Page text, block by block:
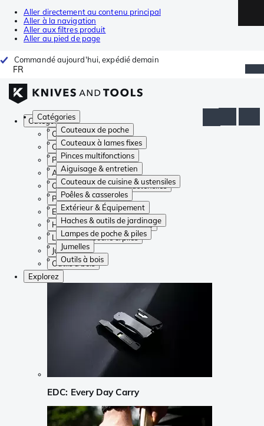
Aller directement au contenu principal
Aller à la navigation
Aller aux filtres produit
Aller au pied de page
Commandé aujourd'hui, expédié demain
FR
Catégories
Couteaux de poche
Couteaux à lames fixes
Pinces multifonctions
Aiguisage & entretien
Couteaux de cuisine & ustensiles
Poêles & casseroles
Extérieur & Équipement
Haches & outils de jardinage
Lampes de poche & piles
Jumelles
Outils à bois
Catégories
Couteaux de poche
Couteaux à lames fixes
Pinces multifonctions
Aiguisage & entretien
Couteaux de cuisine & ustensiles
Poêles & casseroles
Extérieur & Équipement
Haches & outils de jardinage
Lampes de poche & piles
Jumelles
Outils à bois
Explorez
EDC: Every Day Carry